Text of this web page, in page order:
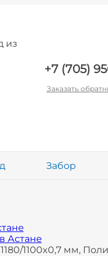
из
+7 (705)
Заказать
Забор
Астане
1100x0,7 мм,